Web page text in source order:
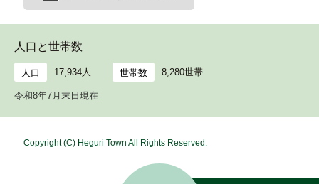
人口と世帯数
人口 17,934人 世帯数 8,280世帯
令和8年7月末日現在
Copyright (C) Heguri Town All Rights Reserved.